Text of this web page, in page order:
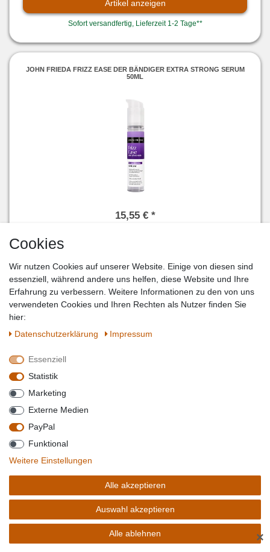
Artikel anzeigen
Sofort versandfertig, Lieferzeit 1-2 Tage**
JOHN FRIEDA FRIZZ EASE DER BÄNDIGER EXTRA STRONG SERUM
50ML
15,55 € *
Sofort versandfertig, Lieferzeit 1-2 Tage**
0.05 Liter | 311,00 € / Liter
Artikel anzeigen
Sofort versandfertig, Lieferzeit 1-2 Tage**
Cookies
Wir nutzen Cookies auf unserer Website. Einige von diesen sind
essenziell, während andere uns helfen, diese Website und Ihre
Erfahrung zu verbessern. Weitere Informationen zu den von uns
verwendeten Cookies und Ihren Rechten als Nutzer finden Sie
hier:
Daten­schutz­erklärung
Impressum
Essenziell
Statistik
Marketing
Externe Medien
PayPal
Funktional
Weitere Einstellungen
Alle akzeptieren
Auswahl akzeptieren
Alle ablehnen ✕